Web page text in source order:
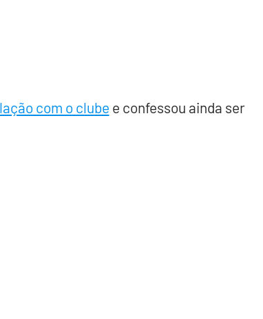
com o clube e confessou ainda ser